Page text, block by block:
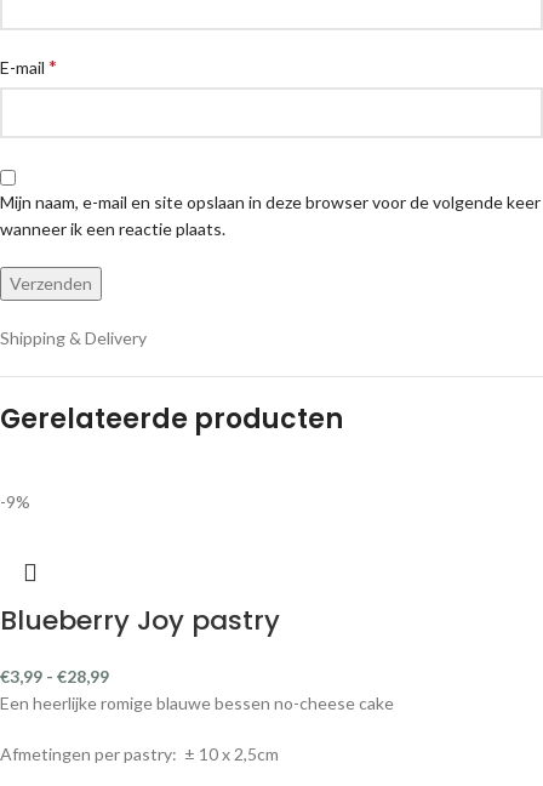
E-mail *
Mijn naam, e-mail en site opslaan in deze browser voor de volgende keer
wanneer ik een reactie plaats.
Shipping & Delivery
Gerelateerde producten
-9%
Blueberry Joy pastry
€3,99 - €28,99
Een heerlijke romige blauwe bessen no-cheese cake
Afmetingen per pastry: ± 10 x 2,5cm